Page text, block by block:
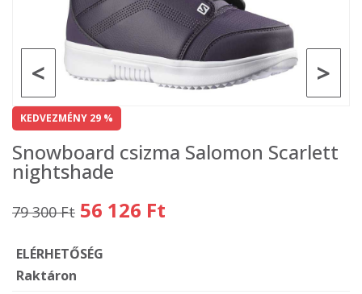
>
<
KEDVEZMÉNY 29 %
Snowboard csizma Salomon Scarlett
nightshade
79 300 Ft 56 126 Ft
ELÉRHETŐSÉG
Raktáron